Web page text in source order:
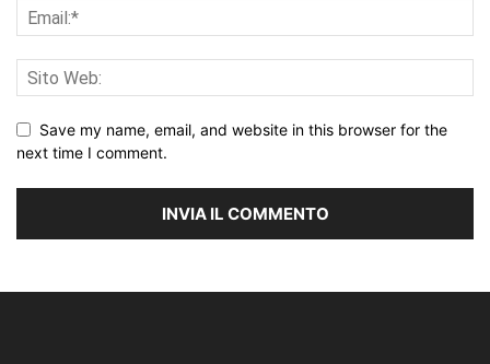
Save my name, email, and website in this browser for the
next time I comment.